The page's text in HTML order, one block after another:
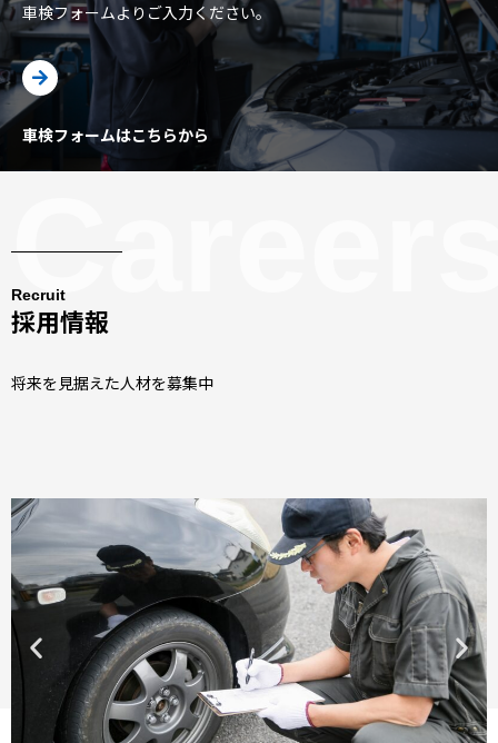
車検フォームよりご入力ください。
車検フォームはこちらから
Recruit
採用情報
将来を見据えた人材を募集中